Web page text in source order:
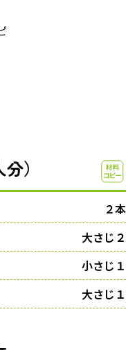
）
２本
大さじ２
小さじ１
大さじ１